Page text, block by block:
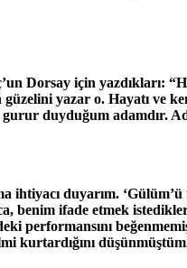
Dorsay için yazdıkları:
güzelini yazar o. Hayatı ve
gurur duyduğum adamdır.
ihtiyacı duyarım.
ifade etmek
performansını
kurtardığını